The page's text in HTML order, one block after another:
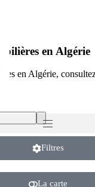
en Algérie
en Algérie,
Filtres
La carte